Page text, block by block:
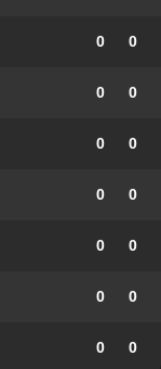
0 0
0 0
0 0
0 0
0 0
0 0
0 0